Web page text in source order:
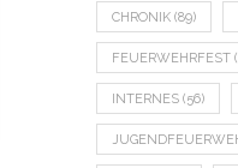
CHRONIK (89)
FEUERWEHRFEST
INTERNES (56)